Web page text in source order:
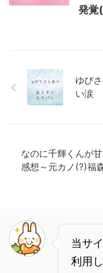
発覚
ゆび
い涙
なのに千輝くんが
感想～元カノ(?)福
当サ
利用